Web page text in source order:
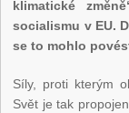
klimatické
socialismu v EU.
se to mohlo
Síly, proti kterým
Svět je tak